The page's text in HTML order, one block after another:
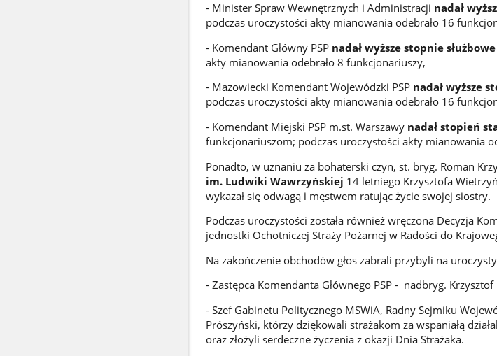
- Minister Spraw Wewnętrznych i Administracji nadał
podczas uroczystości akty mianowania odebrało 16
- Komendant Główny PSP nadał wyższe stopnie służbowe
akty mianowania odebrało 8 funkcjonariuszy,
- Mazowiecki Komendant Wojewódzki PSP nadał wyższe
podczas uroczystości akty mianowania odebrało 16
- Komendant Miejski PSP m.st. Warszawy nadał stopień
funkcjonariuszom; podczas uroczystości akty mianowania
Ponadto, w uznaniu za bohaterski czyn, st. bryg. Roman
im. Ludwiki Wawrzyńskiej 14 letniego Krzysztofa
wykazał się odwagą i męstwem ratując życie swojej siostry.
Podczas uroczystości została również wręczona Decyzja
jednostki Ochotniczej Straży Pożarnej w Radości do
Na zakończenie obchodów głos zabrali przybyli na
- Zastępca Komendanta Głównego PSP - nadbryg. Krzysztof
- Szef Gabinetu Politycznego MSWiA, Radny Sejmiku
Prószyński, którzy dziękowali strażakom za wspaniałą
oraz złożyli serdeczne życzenia z okazji Dnia Strażaka.